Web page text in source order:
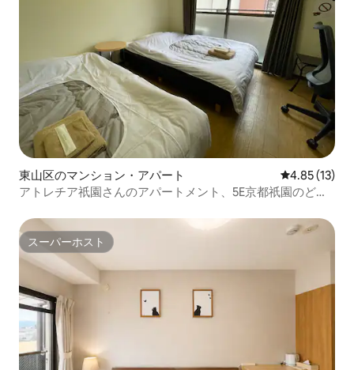
東山区のマンション・アパート レビュー13
4.85 (13)
アトレチア祇園さんのアパートメント、5E京都祇園のど真
スーパーホスト
スーパーホスト